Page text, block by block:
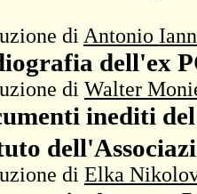
di Antonio
dell'ex
di Walter
inediti
di Elka